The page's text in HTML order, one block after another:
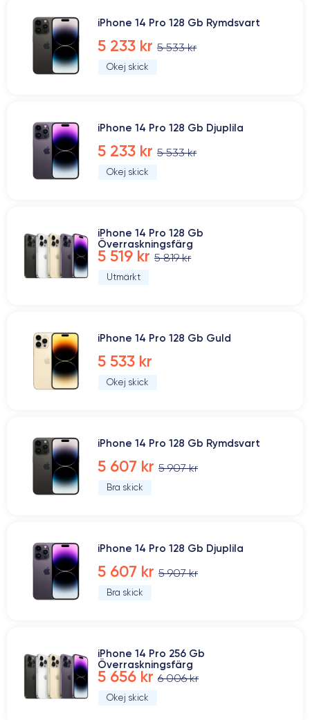
iPhone 14 Pro 128 Gb Rymdsvart
5 233 kr 5 533 kr
Okej skick
iPhone 14 Pro 128 Gb Djuplila
5 233 kr 5 533 kr
Okej skick
iPhone 14 Pro 128 Gb
Överraskningsfärg
5 519 kr 5 819 kr
Utmärkt
iPhone 14 Pro 128 Gb Guld
5 533 kr
Okej skick
iPhone 14 Pro 128 Gb Rymdsvart
5 607 kr 5 907 kr
Bra skick
iPhone 14 Pro 128 Gb Djuplila
5 607 kr 5 907 kr
Bra skick
iPhone 14 Pro 256 Gb
Överraskningsfärg
5 656 kr 6 006 kr
Okej skick